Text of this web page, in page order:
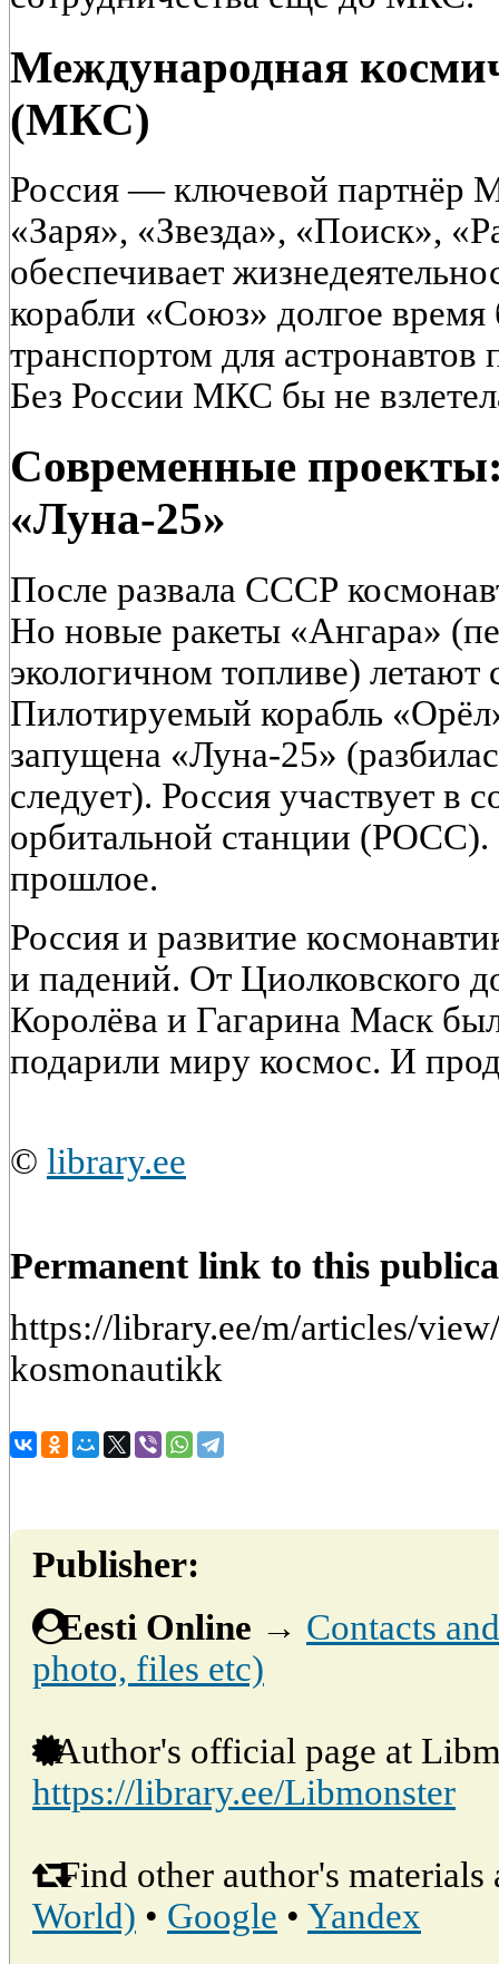
Международная
(МКС)
Россия — ключевой партнёр
«Заря», «Звезда», «Поиск»,
обеспечивает
корабли «Союз» долгое
транспортом для астронавтов
Без России МКС бы не
Современные
«Луна-25»
После развала СССР
Но новые ракеты «Ангара»
экологичном топливе) летают
Пилотируемый корабль
запущена «Луна-25»
следует). Россия участвует в
орбитальной станции
прошлое.
Россия и развитие
и падений. От Циолковского
Королёва и Гагарина Маск
подарили миру космос. И
© library.ee
Permanent link to this
https://library.ee/m/articles/
kosmonautikk
Publisher:
Eesti Online → Contacts
photo, files etc)
Author's official page at
https://library.ee/Libmonster
Find other author's materials
World) • Google • Yandex